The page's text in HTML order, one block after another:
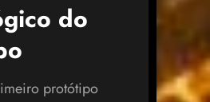
do
protótipo